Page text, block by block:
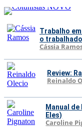
Trabalho
o
Cássia
Review:
Reinaldo
Manual
Eles)
Caroline